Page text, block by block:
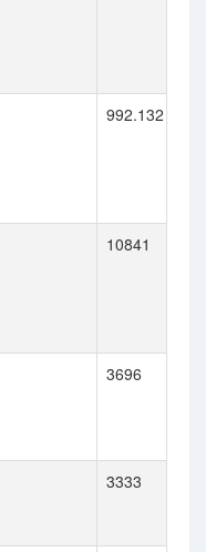
992.132
10841
3696
3333